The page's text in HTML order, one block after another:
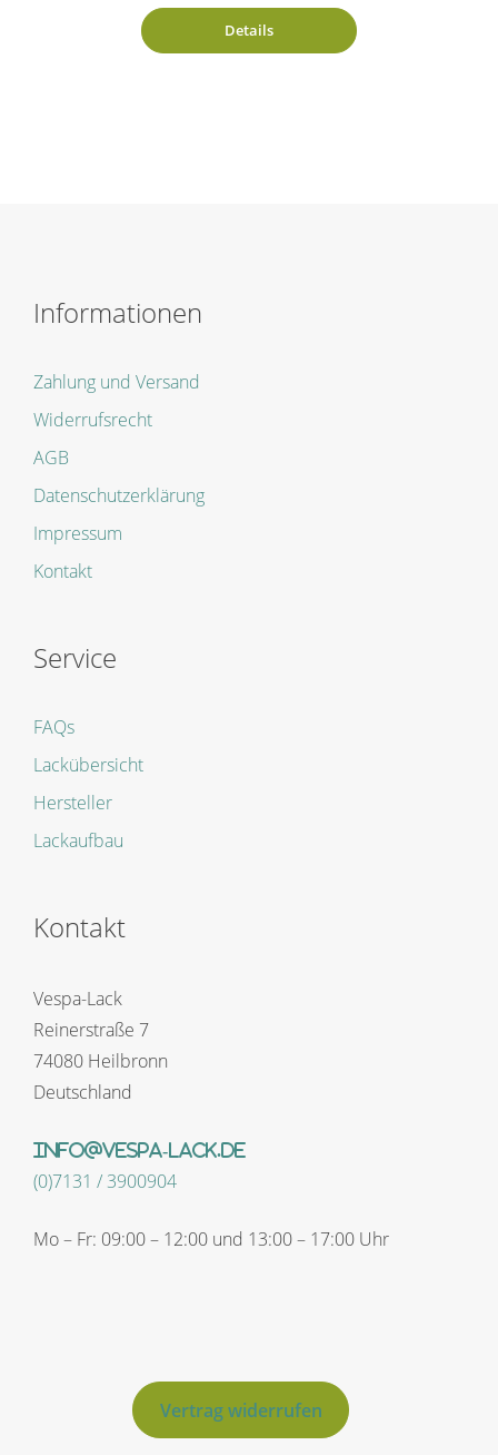
Details
Informationen
Zahlung und Versand
Widerrufsrecht
AGB
Datenschutzerklärung
Impressum
Kontakt
Service
FAQs
Lackübersicht
Hersteller
Lackaufbau
Kontakt
Vespa-Lack
Reinerstraße 7
74080 Heilbronn
Deutschland
info@vespa-lack.de
(0)7131 / 3900904
Mo – Fr: 09:00 – 12:00 und 13:00 – 17:00 Uhr
Vertrag widerrufen